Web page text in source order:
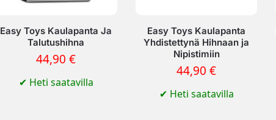
Easy Toys Kaulapanta Ja
Talutushihna
44,90€
✔ Heti saatavilla
Easy Toys Kaulapanta
Yhdistettynä Hihnaan ja
Nipistimiin
44,90 €
✔ Heti saatavilla